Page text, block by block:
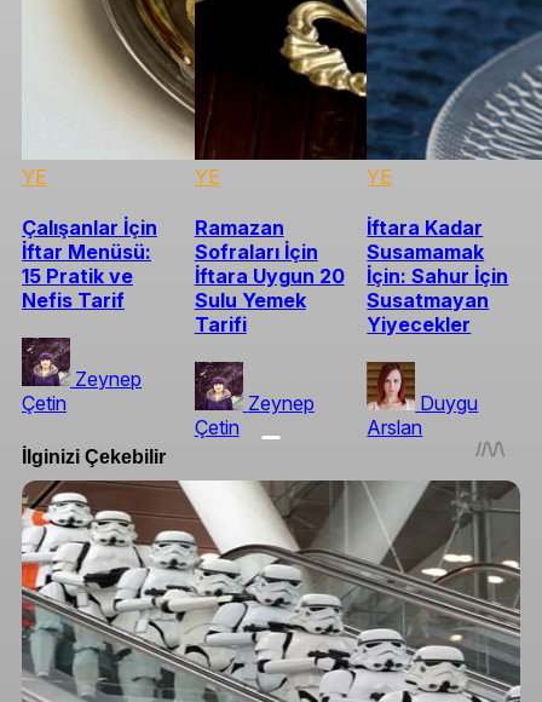
YE
Çalışanlar İçin
İftar Menüsü:
15 Pratik ve
Nefis Tarif
Zeynep
Çetin
YE
Ramazan
Sofraları İçin
İftara Uygun 20
Sulu Yemek
Tarifi
Zeynep
Çetin
YE
İftara Kadar
Susamamak
İçin: Sahur İçin
Susatmayan
Yiyecekler
Duygu
Arslan